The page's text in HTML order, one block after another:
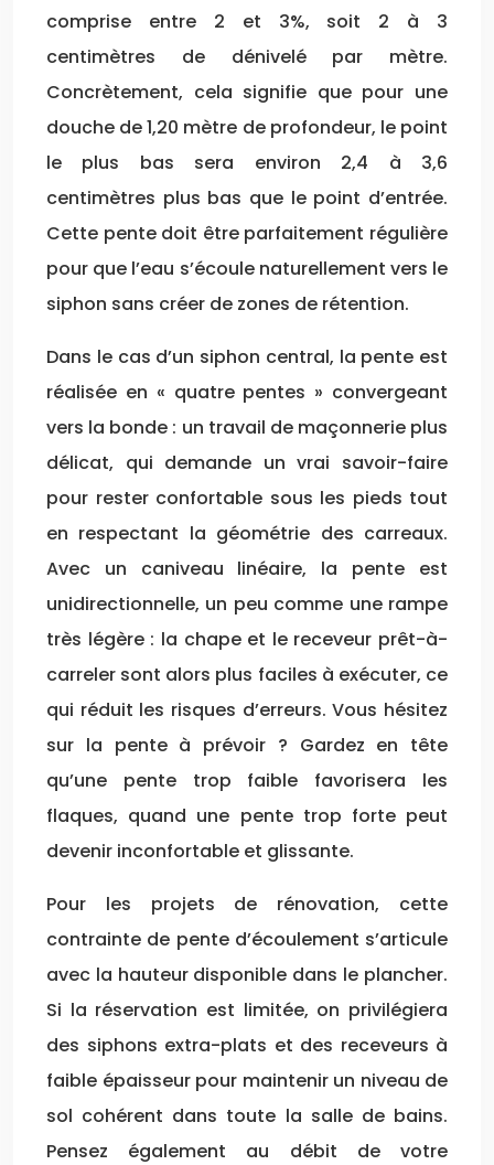
comprise entre 2 et 3%, soit 2 à 3
centimètres de dénivelé par mètre.
Concrètement, cela signifie que pour une
douche de 1,20 mètre de profondeur, le point
le plus bas sera environ 2,4 à 3,6
centimètres plus bas que le point d’entrée.
Cette pente doit être parfaitement régulière
pour que l’eau s’écoule naturellement vers le
siphon sans créer de zones de rétention.
Dans le cas d’un siphon central, la pente est
réalisée en « quatre pentes » convergeant
vers la bonde : un travail de maçonnerie plus
délicat, qui demande un vrai savoir-faire
pour rester confortable sous les pieds tout
en respectant la géométrie des carreaux.
Avec un caniveau linéaire, la pente est
unidirectionnelle, un peu comme une rampe
très légère : la chape et le receveur prêt-à-
carreler sont alors plus faciles à exécuter, ce
qui réduit les risques d’erreurs. Vous hésitez
sur la pente à prévoir ? Gardez en tête
qu’une pente trop faible favorisera les
flaques, quand une pente trop forte peut
devenir inconfortable et glissante.
Pour les projets de rénovation, cette
contrainte de pente d’écoulement s’articule
avec la hauteur disponible dans le plancher.
Si la réservation est limitée, on privilégiera
des siphons extra-plats et des receveurs à
faible épaisseur pour maintenir un niveau de
sol cohérent dans toute la salle de bains.
Pensez également au débit de votre